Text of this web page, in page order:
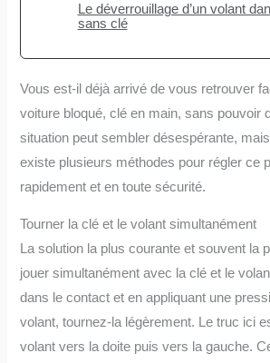
Le déverrouillage d’un volant
sans clé
Vous est-il déjà arrivé de vous retrouver
voiture bloqué, clé en main, sans pouvoir
situation peut sembler désespérante,
existe plusieurs méthodes pour régler ce
rapidement et en toute sécurité.
Tourner la clé et le volant simultanément
La solution la plus courante et souvent la
jouer simultanément avec la clé et le
dans le contact et en appliquant une
volant, tournez-la légèrement. Le truc ici
volant vers la doite puis vers la gauche.